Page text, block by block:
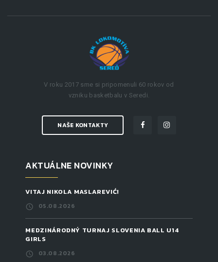
V roku 2017 sme si pripomenuli 60 rokov od
vzniku basketbalu v Seredi.
NAŠE KONTAKTY
AKTUÁLNE NOVINKY
VITAJ NIKOLA MASLAREVIĆ!
05.08.2026
MEDZINÁRODNÝ TURNAJ SLOVENIA BALL U14
GIRLS
03.08.2026